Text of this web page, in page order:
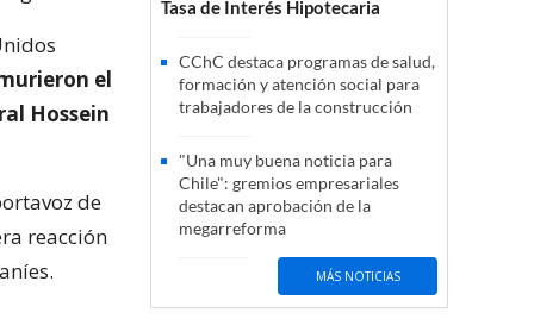
el
Hossein
de
reacción
Tasa de Interés Hipotecaria
CChC destaca programas de salud,
formación y atención social para
trabajadores de la construcción
"Una muy buena noticia para
Chile": gremios empresariales
destacan aprobación de la
megarreforma
MÁS NOTICIAS